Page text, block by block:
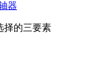
器
择的三要素